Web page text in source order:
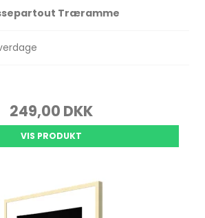
Træramme
249,00 DKK
VIS PRODUKT